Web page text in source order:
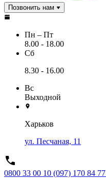
Позвонить нам
Пн – Пт
8.00 - 18.00
Сб
8.30 - 16.00
Вс
Выходной
Харьков
ул. Песчаная, 11
0800 33 00 10 (097) 170 84 77